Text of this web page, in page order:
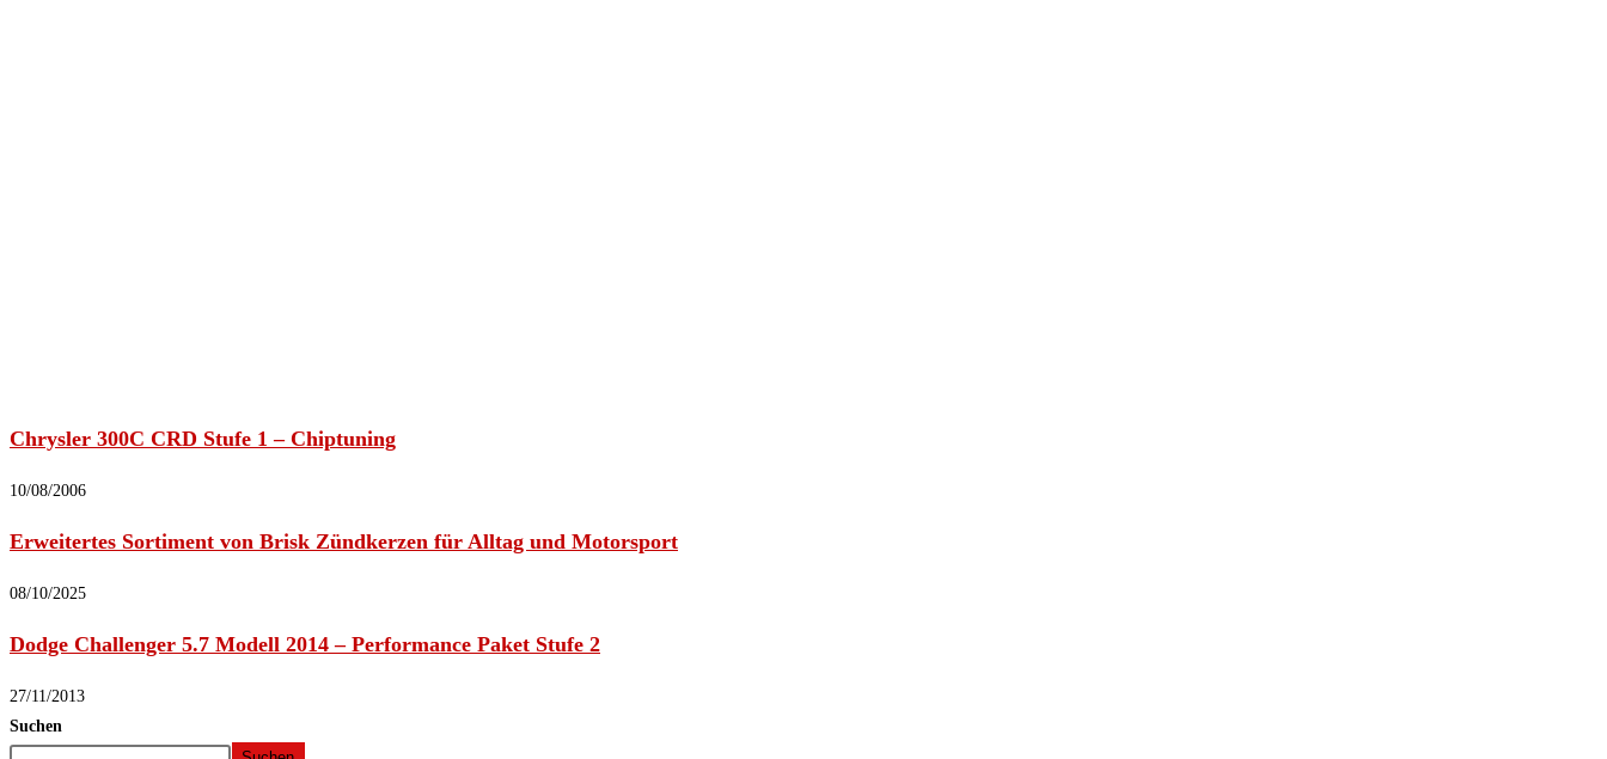
Chrysler 300C CRD Stufe 1 – Chiptuning
10/08/2006
Erweitertes Sortiment von Brisk Zündkerzen für Alltag und Motorsport
08/10/2025
Dodge Challenger 5.7 Modell 2014 – Performance Paket Stufe 2
27/11/2013
Suchen